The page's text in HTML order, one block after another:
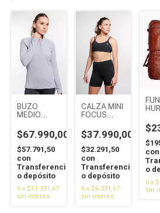
BUZO
MEDIO
FOCUS
REVES-
CELESTE
$67.990,00
$57.791,50
con
Transferencia
o depósito
6 x $11.331,67
sin interés
CALZA MINI
FOCUS
REVES
$37.990,00
$32.291,50
con
Transferencia
o depósito
6 x $6.331,67
sin interés
con
o
6 x
sin